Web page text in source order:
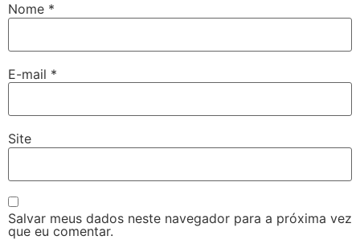
Nome *
E-mail *
Site
Salvar meus dados neste navegador para a próxima vez
que eu comentar.